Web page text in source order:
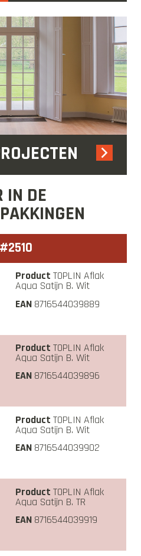
IN DE
TOPLIN Aflak
Aqua Satijn B. Wit
8716544039889
TOPLIN Aflak
Aqua Satijn B. Wit
8716544039896
TOPLIN Aflak
Aqua Satijn B. Wit
8716544039902
TOPLIN Aflak
Aqua Satijn B. TR
8716544039919